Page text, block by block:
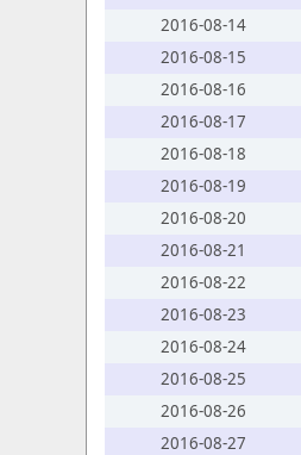
2016-08-14
2016-08-15
2016-08-16
2016-08-17
2016-08-18
2016-08-19
2016-08-20
2016-08-21
2016-08-22
2016-08-23
2016-08-24
2016-08-25
2016-08-26
2016-08-27